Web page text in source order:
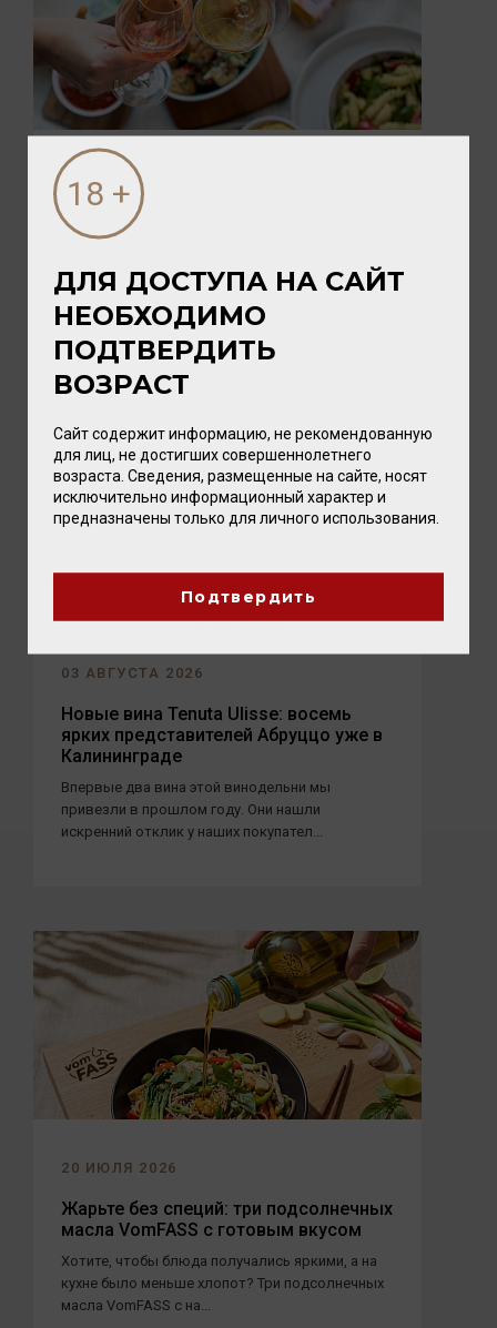
05 АВГУСТА 2026
ПИКНИК с vomFASS и Вайтнауэр-
Филипп
Лето — время, когда хочется замедлиться,
выбраться на природу и разделить радость с
близкими. А чтобы это...
03 АВГУСТА 2026
Новые вина Tenuta Ulisse: восемь
ярких представителей Абруццо уже в
Калининграде
Впервые два вина этой винодельни мы
привезли в прошлом году. Они нашли
искренний отклик у наших покупател...
20 ИЮЛЯ 2026
Жарьте без специй: три подсолнечных
масла VomFASS с готовым вкусом
Хотите, чтобы блюда получались яркими, а на
кухне было меньше хлопот? Три подсолнечных
масла VomFASS с на...
ДЛЯ ДОСТУПА НА САЙТ
НЕОБХОДИМО
ПОДТВЕРДИТЬ
ВОЗРАСТ
Сайт содержит информацию, не рекомендованную
для лиц, не достигших совершеннолетнего
возраста. Сведения, размещенные на сайте, носят
исключительно информационный характер и
предназначены только для личного использования.
Подтвердить